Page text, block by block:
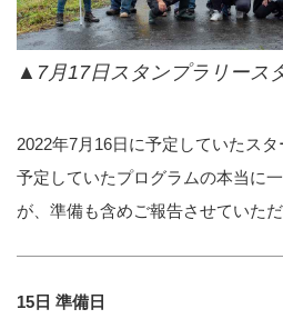
▲7月17日スタンプラリース
2022年7月16日に予定していたス
予定していたプログラムの本当に
が、準備も含めご報告させていただ
15日 準備日